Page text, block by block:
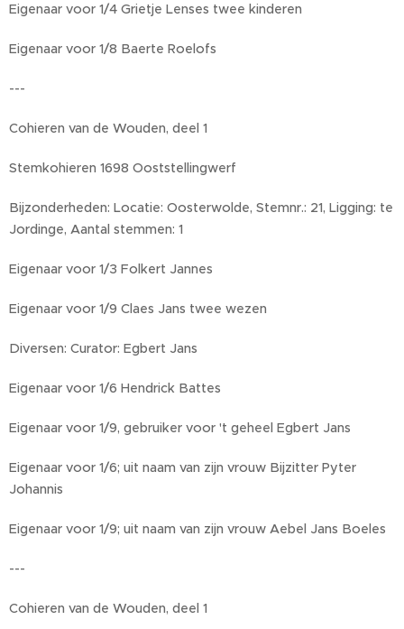
Eigenaar voor 1/4 Grietje Lenses twee kinderen
Eigenaar voor 1/8 Baerte Roelofs
---
Cohieren van de Wouden, deel 1
Stemkohieren 1698 Ooststellingwerf
Bijzonderheden: Locatie: Oosterwolde, Stemnr.: 21, Ligging: te
Jordinge, Aantal stemmen: 1
Eigenaar voor 1/3 Folkert Jannes
Eigenaar voor 1/9 Claes Jans twee wezen
Diversen: Curator: Egbert Jans
Eigenaar voor 1/6 Hendrick Battes
Eigenaar voor 1/9, gebruiker voor 't geheel Egbert Jans
Eigenaar voor 1/6; uit naam van zijn vrouw Bijzitter Pyter
Johannis
Eigenaar voor 1/9; uit naam van zijn vrouw Aebel Jans Boeles
---
Cohieren van de Wouden, deel 1